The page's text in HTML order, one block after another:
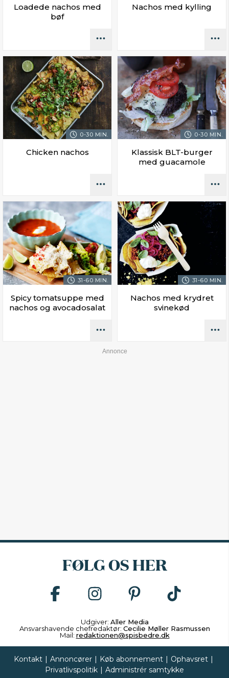
Loadede nachos med
bøf
Nachos med kylling
0-30 MIN.
Chicken nachos
0-30 MIN.
Klassisk BLT-burger
med guacamole
31-60 MIN.
Spicy tomatsuppe med
nachos og avocadosalat
31-60 MIN.
Nachos med krydret
svinekød
FØLG OS HER
Udgiver: Aller Media
Ansvarshavende chefredaktør: Cecilie Møller Rasmussen
Mail: redaktionen@spisbedre.dk
Kontakt | Annoncører | Køb abonnement | Ophavsret |
Privatlivspolitik | Administrér samtykke